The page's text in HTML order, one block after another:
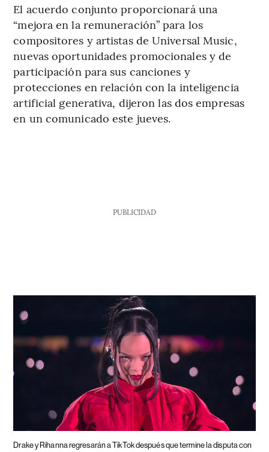
El acuerdo conjunto proporcionará una
“mejora en la remuneración” para los
compositores y artistas de Universal Music,
nuevas oportunidades promocionales y de
participación para sus canciones y
protecciones en relación con la inteligencia
artificial generativa, dijeron las dos empresas
en un comunicado este jueves.
PUBLICIDAD
Drake y Rihanna regresarán a TikTok después que termine la disputa con